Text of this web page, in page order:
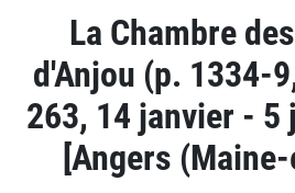
La Chambre
d'Anjou (p. 1334-
263, 14 janvier -
[Angers